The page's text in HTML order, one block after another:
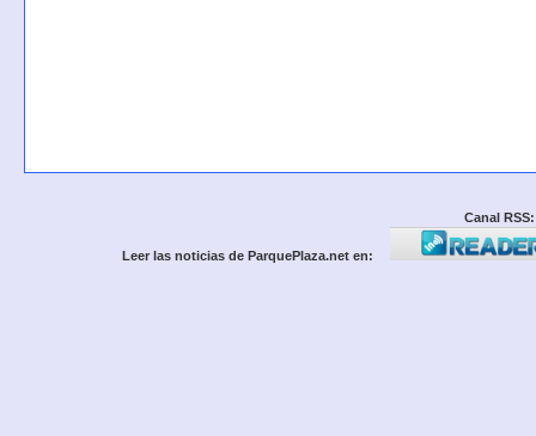
Canal RSS:
Leer las noticias de ParquePlaza.net en: